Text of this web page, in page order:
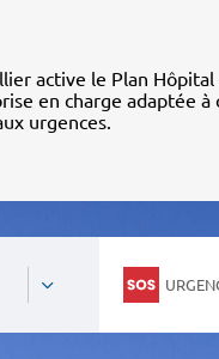
active le Plan Hôpital
en charge adaptée à
urgences.